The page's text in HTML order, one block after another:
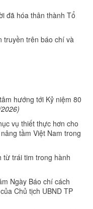
đã hóa thân thành Tổ
truyền trên báo chí và
hướng tới Kỷ niệm 80
vụ thiết thực hơn cho
tầm Việt Nam trong
từ trái tim trong hành
Ngày Báo chí cách
Chủ tịch UBND TP